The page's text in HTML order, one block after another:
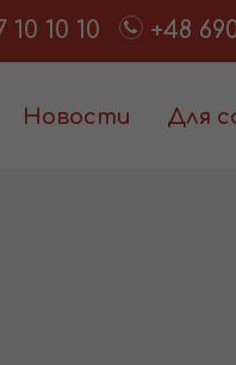
10 10 +48
Новости Для